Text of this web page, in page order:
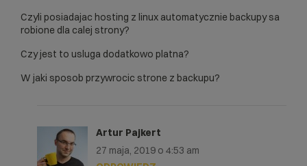
Czyli posiadajac hosting z linux automatycznie backupy sa
robione dla calej strony?
Czy jest to usluga dodatkowo platna?
W jaki sposob przywrocic strone z backupu?
Artur Pajkert
27 maja, 2019 o 4:53 am